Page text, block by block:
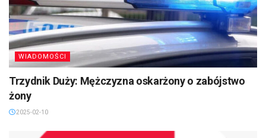
WIADOMOŚCI
Trzydnik Duży: Mężczyzna oskarżony o zabójstwo
żony
2025-02-10